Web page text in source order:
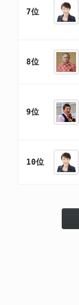
7位
8位
9位
10位